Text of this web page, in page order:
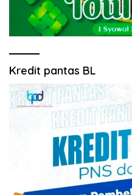
Kredit pantas BL